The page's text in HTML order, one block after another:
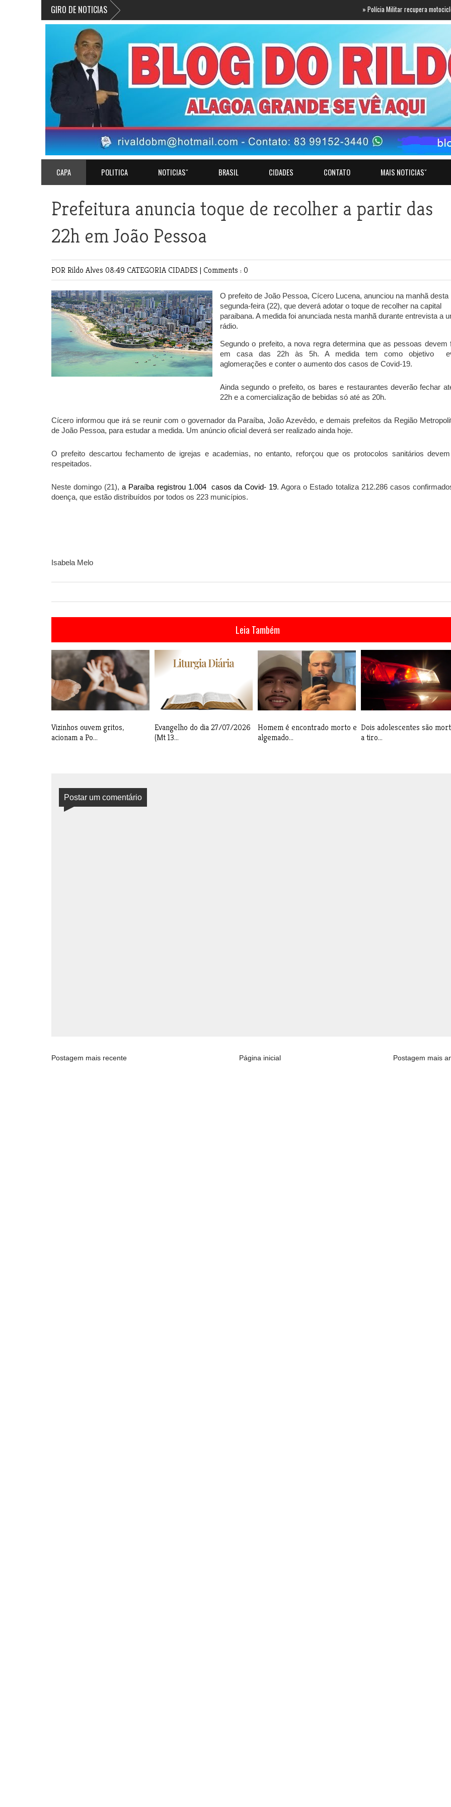
GIRO DE NOTICIAS Polícia Militar recupera motocicleta com
CAPA POLITICA NOTICIASˇ BRASIL CIDADES CONTATO MAIS NOTICIASˇ
Prefeitura anuncia toque de recolher a partir das
22h em João Pessoa
POR Rildo Alves 08:49 CATEGORIACIDADES | Comments : 0
O prefeito de João Pessoa, Cícero Lucena, anunciou na manhã desta
segunda-feira (22), que deverá adotar o toque de recolher na capital
paraibana. A medida foi anunciada nesta manhã durante entrevista a
rádio.
Segundo o prefeito, a nova regra determina que as pessoas devem
em casa das 22h às 5h. A medida tem como objetivo
aglomerações e conter o aumento dos casos de Covid-19.
Ainda segundo o prefeito, os bares e restaurantes deverão fechar
22h e a comercialização de bebidas só até as 20h.
Cícero informou que irá se reunir com o governador da Paraíba, João Azevêdo, e demais prefeitos da Região
de João Pessoa, para estudar a medida. Um anúncio oficial deverá ser realizado ainda hoje.
O prefeito descartou fechamento de igrejas e academias, no entanto, reforçou que os protocolos sanitários
respeitados.
Neste domingo (21),a Paraíba registrou 1.004 casos da Covid- 19. Agora o Estado totaliza 212.286 casos
doença, que estão distribuídos por todos os 223 municípios.
Isabela Melo
Leia Também
Vizinhos ouvem gritos,
acionam a Po...
Evangelho do dia 27/07/2026
(Mt 13...
Homem é encontrado morto e
algemado...
Dois adolescentes são
a tiro...
Postar um comentário
Postagem mais recente Postagem mais
Página inicial